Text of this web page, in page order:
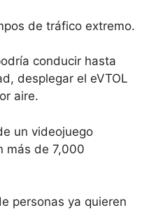
de tráfico extremo.
conducir hasta
desplegar el eVTOL
aire.
un videojuego
más de 7,000
personas ya quieren